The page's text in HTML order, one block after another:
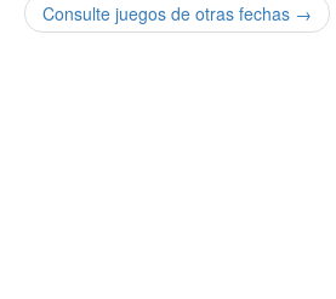
Consulte juegos de otras fechas →